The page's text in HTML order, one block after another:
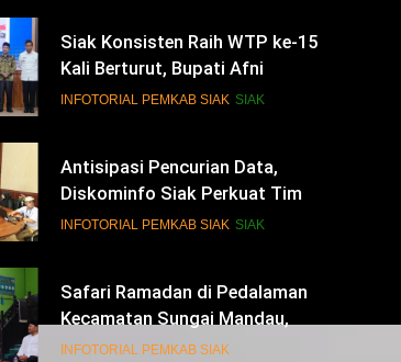
Antisipasi Pencurian Data,
Diskominfo Siak Perkuat Tim
Tanggap Insiden Siber
INFOTORIAL PEMKAB SIAK SIAK
Safari Ramadan di Pedalaman
Kecamatan Sungai Mandau,
Bupati Siak Jemput Aspirasi
INFOTORIAL PEMKAB SIAK
Dukung Polda Riau Pengamanan
Idulfitri, Bupati Siak Hadiri Rakor
Operasi Lancang Kuning 2026
INFOTORIAL PEMKAB SIAK